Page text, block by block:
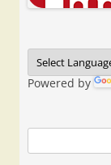
Powered by
nach: